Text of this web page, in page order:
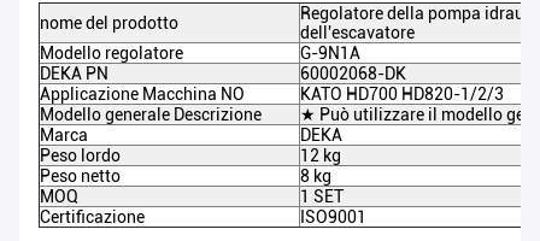
nome del prodotto
Regolatore della pompa
dell'escavatore
Modello regolatore
G-9N1A
DEKA PN
60002068-DK
Applicazione Macchina NO
KATO HD700 HD820-1/2/3
Modello generale Descrizione
★ Può utilizzare il modello
Marca
DEKA
Peso lordo
12 kg
Peso netto
8 kg
MOQ
1 SET
Certificazione
ISO9001